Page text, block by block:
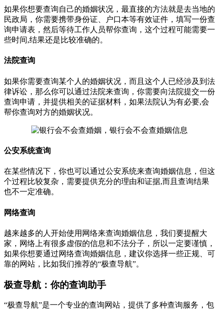
如果你想要查询自己的婚姻状况，最直接的方法就是去当地的
民政局，你需要携带身份证、户口本等有效证件，填写一份查
询申请表，然后等待工作人员帮你查询，这个过程可能需要一
些时间,结果还是比较准确的。
法院查询
如果你需要查询某个人的婚姻状况，而且这个人已经涉及到法
律诉讼，那么你可以通过法院来查询，你需要向法院提交一份
查询申请，并提供相关的证据材料，如果法院认为有必要,会
帮你查询对方的婚姻状况。
公安系统查询
在某些情况下，你也可以通过公安系统来查询婚姻信息，但这
个过程比较复杂，需要提供充分的理由和证据,而且查询结果
也不一定准确。
网络查询
越来越多的人开始使用网络来查询婚姻信息，我们要提醒大
家，网络上有很多虚假的信息和不法分子，所以一定要谨慎，
如果你想要通过网络查询婚姻信息，建议你选择一些正规、可
靠的网站，比如我们推荐的“极查导航”。
极查导航：你的查询助手
“极查导航”是一个专业的查询网站，提供了多种查询服务，包